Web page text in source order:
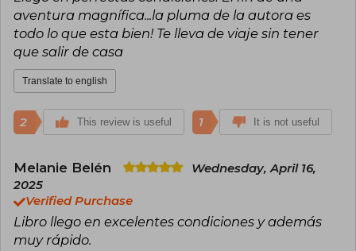
aventura magnífica...la pluma de la autora es
todo lo que esta bien! Te lleva de viaje sin tener
que salir de casa
Translate to english
2 This review is useful 1 It is not useful
Melanie Belén
Wednesday, April 16,
2025
Verified Purchase
Libro llego en excelentes condiciones y además
muy rápido.